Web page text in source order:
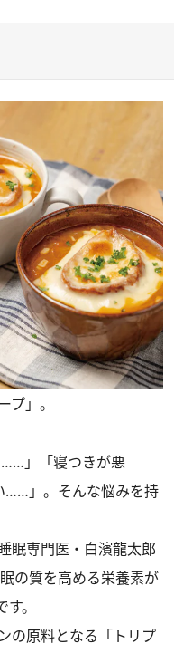
」。
……」「寝つきが悪
……」。そんな悩みを持
眠専門医・白濱龍太郎
の質を高める栄養素が
。
の原料となる「トリプ